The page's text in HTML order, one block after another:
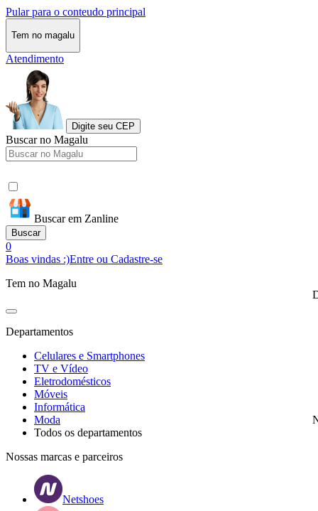
Pular para o conteudo principal
Tem no magalu
Atendimento
Digite seu CEP
Buscar no Magalu
Buscar em Zanline
Buscar
0
Boas vindas :)Entre ou Cadastre-se
Tem no Magalu
Departamentos
Celulares e Smartphones
TV e Vídeo
Eletrodomésticos
Móveis
Informática
Moda
Todos os departamentos
Nossas marcas e parceiros
Netshoes